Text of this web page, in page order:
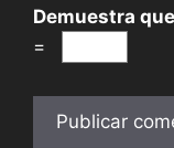
Demuestra
=